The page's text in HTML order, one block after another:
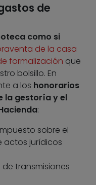
de
como si
de la casa
formalización que
bolsillo. En
a los honorarios
la gestoría y el
:
sobre el
actos jurídicos
transmisiones